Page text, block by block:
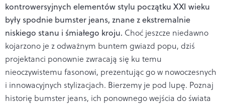
kontrowersyjnych elementów stylu początku XXI wieku
były spodnie bumster jeans, znane z ekstremalnie
niskiego stanu i śmiałego kroju. Choć jeszcze niedawno
kojarzono je z odważnym buntem gwiazd popu, dziś
projektanci ponownie zwracają się ku temu
nieoczywistemu fasonowi, prezentując go w nowoczesnych
i innowacyjnych stylizacjach. Bierzemy je pod lupę. Poznaj
historię bumster jeans, ich ponownego wejścia do świata